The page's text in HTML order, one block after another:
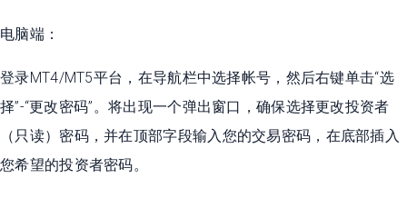
电脑端：
登录MT4/MT5平台，在导航栏中选择帐号，然后右键单击“选
择”-“更改密码”。将出现一个弹出窗口，确保选择更改投资者
（只读）密码，并在顶部字段输入您的交易密码，在底部插入
您希望的投资者密码。